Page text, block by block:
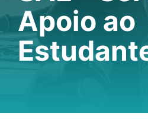
Apoio ao